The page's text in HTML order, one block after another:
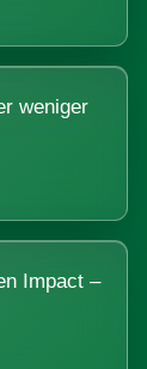
weniger
Impact –